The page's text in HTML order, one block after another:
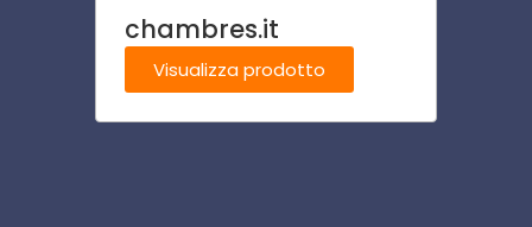
chambres.it
Visualizza prodotto